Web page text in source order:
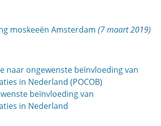
moskeeën Amsterdam (7 maart 2019)
naar ongewenste beïnvloeding van
in Nederland (POCOB)
beïnvloeding van
in Nederland